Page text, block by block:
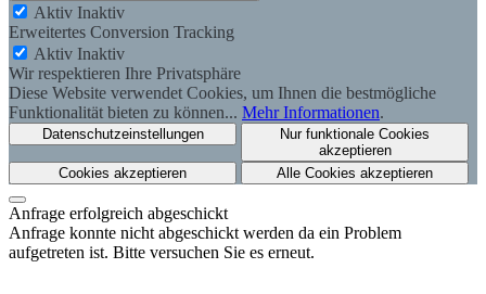
Aktiv Inaktiv
Erweitertes Conversion Tracking
Aktiv Inaktiv
Wir respektieren Ihre Privatsphäre
Diese Website verwendet Cookies, um Ihnen die bestmögliche
Funktionalität bieten zu können... Mehr Informationen.
Datenschutzeinstellungen
Nur funktionale Cookies
akzeptieren
Cookies akzeptieren
Alle Cookies akzeptieren
Anfrage erfolgreich abgeschickt
Anfrage konnte nicht abgeschickt werden da ein Problem
aufgetreten ist. Bitte versuchen Sie es erneut.